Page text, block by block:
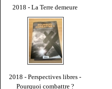
2018 - La Terre demeure
2018 - Perspectives libres -
Pourquoi combattre ?